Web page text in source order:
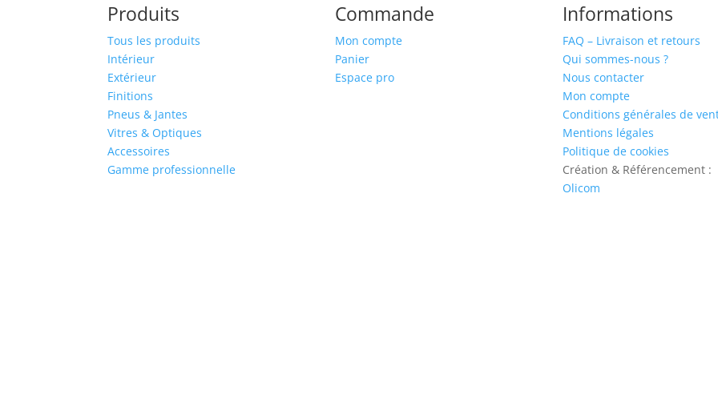
Produits
Tous les produits
Intérieur
Extérieur
Finitions
Pneus & Jantes
Vitres & Optiques
Accessoires
Gamme professionnelle
Commande
Mon compte
Panier
Espace pro
Informations
FAQ – Livraison et retours
Qui sommes-nous ?
Nous contacter
Mon compte
Conditions générales de
Mentions légales
Politique de cookies
Création & Référencement :
Olicom